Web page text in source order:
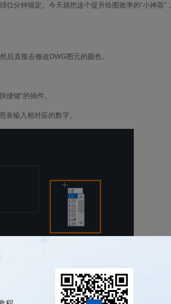
1分钟搞定。今天就把这个提升绘图效率的“小神器”，
后直接去修改DWG图元的颜色。
捷键”的插件。
表输入相对应的数字。